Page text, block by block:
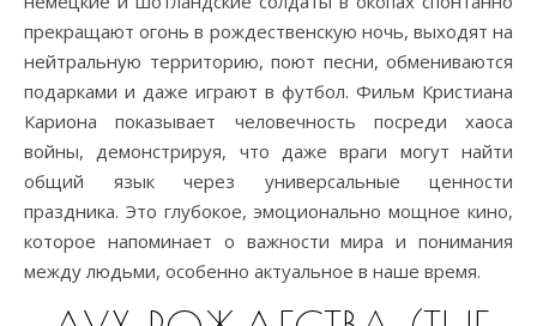
прекращают огонь в рождественскую ночь, выходят на
нейтральную территорию, поют песни, обмениваются
подарками и даже играют в футбол. Фильм Кристиана
Кариона показывает человечность посреди хаоса
войны, демонстрируя, что даже враги могут найти
общий язык через универсальные ценности
праздника. Это глубокое, эмоционально мощное кино,
которое напоминает о важности мира и понимания
между людьми, особенно актуальное в наше время.